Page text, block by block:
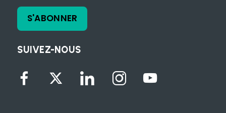
SUIVEZ-NOUS
S'ABONNER